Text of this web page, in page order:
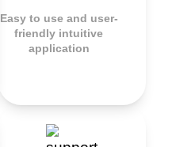
Easy to use and user-
friendly intuitive
application